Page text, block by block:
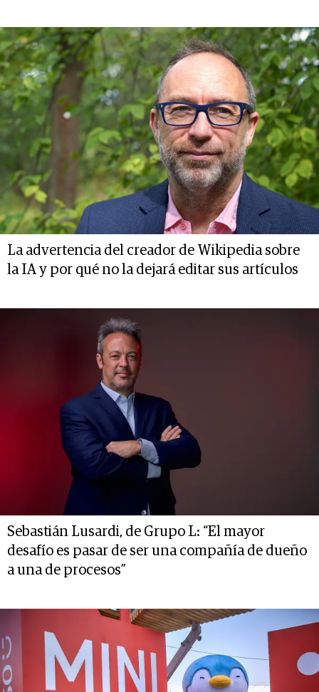
La advertencia del creador de Wikipedia sobre
la IA y por qué no la dejará editar sus artículos
Sebastián Lusardi, de Grupo L: “El mayor
desafío es pasar de ser una compañía de dueño
a una de procesos”